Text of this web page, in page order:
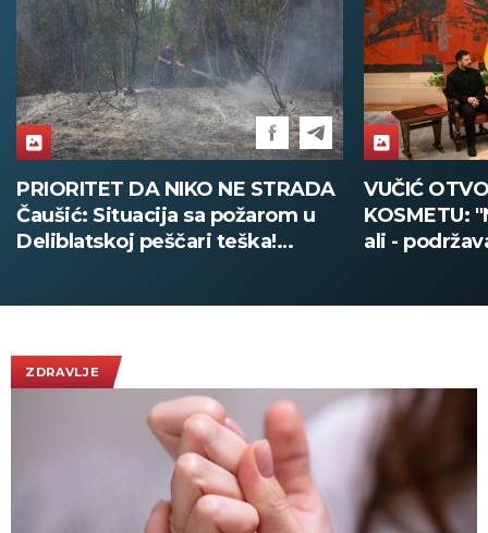
VUČIĆ OTVORENO O UKRAJINI I
KOSMETU: "Ne postoji nikakvo
ali - podržavamo teritorijalni
ZELENSKI
DOČEKALA
ĐEDOVIĆ
ZDRAVLJE